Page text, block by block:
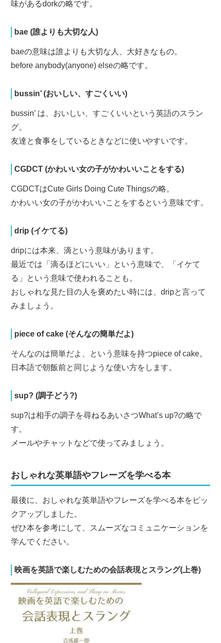
味があるdorkの略です。
bae (誰よりも大切な人)
baeの意味は誰よりも大切な人、大好きなもの。
before anybody(anyone) elseの略です。
bussin’ (おいしい、すごくいい)
bussin’ は、おいしい、すごくいいという英語のスラン
グ。
友達と食事をしているときなどに使いやすいです。
CGDCT (かわいい女の子がかわいいことをする)
CGDCTはCute Girls Doing Cute Thingsの略。
かわいい女の子がかわいいことをするという意味です。
drip (イケてる)
dripには本来、滴という意味があります。
最近では「滴るほどにいい」という意味で、「イケて
る」という意味で使われることも。
おしゃれな見た目の人を褒めたい時には、dripと言って
みましょう。
piece of cake (そんなの簡単だよ)
そんなのは簡単だよ、という意味を持つpiece of cake。
日本語で朝飯前と同じような使い方をします。
sup? (調子どう?)
sup?は相手の調子を尋ねるあいさつWhat’s up?の略で
す。
メールやチャットなどで使ってみましょう。
おしゃれな英単語やフレーズを学べる本
最後に、おしゃれな英単語やフレーズを学べる本をピッ
クアップしました。
ぜひ本を参考にして、スムーズなコミュニケーションを
学んでください。
映画を英語で楽しむための会話表現とスラング(上巻)